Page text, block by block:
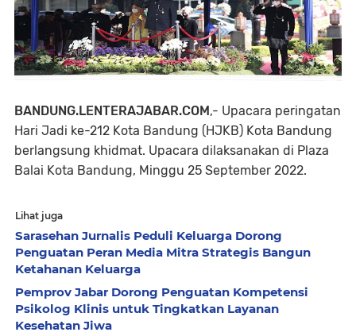
BANDUNG.LENTERAJABAR.COM ,- Upacara peringatan
Hari Jadi ke-212 Kota Bandung (HJKB) Kota Bandung
berlangsung khidmat. Upacara dilaksanakan di Plaza
Balai Kota Bandung, Minggu 25 September 2022.
Lihat juga
Sarasehan Jurnalis Peduli Keluarga Dorong
Penguatan Peran Media Mitra Strategis Bangun
Ketahanan Keluarga
Pemprov Jabar Dorong Penguatan Kompetensi
Psikolog Klinis untuk Tingkatkan Layanan
Kesehatan Jiwa